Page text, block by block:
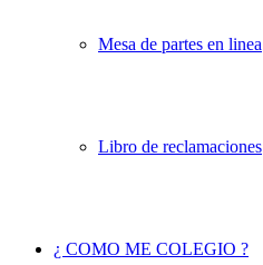
Mesa de partes en linea
Libro de reclamaciones
¿ COMO ME COLEGIO ?